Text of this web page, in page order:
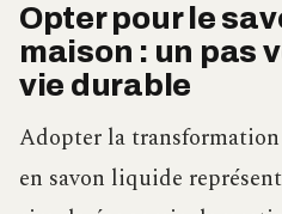
Opter pour le
maison : un pas
vie durable
Adopter la transformation
en savon liquide